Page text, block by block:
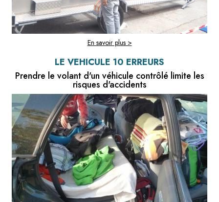
En savoir plus >
LE VÉHICULE 10 ERREURS
Prendre le volant d'un véhicule contrôlé limite les
risques d'accidents